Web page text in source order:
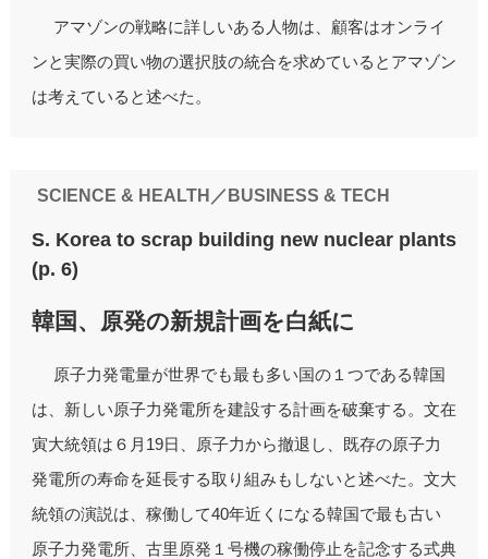
アマゾンの戦略に詳しいある人物は、顧客はオンライ
ンと実際の買い物の選択肢の統合を求めているとアマゾン
は考えていると述べた。
SCIENCE & HEALTH／BUSINESS & TECH
S. Korea to scrap building new nuclear plants
(p. 6)
韓国、原発の新規計画を白紙に
原子力発電量が世界でも最も多い国の１つである韓国
は、新しい原子力発電所を建設する計画を破棄する。文在
寅大統領は６月19日、原子力から撤退し、既存の原子力
発電所の寿命を延長する取り組みもしないと述べた。文大
統領の演説は、稼働して40年近くになる韓国で最も古い
原子力発電所、古里原発１号機の稼働停止を記念する式典